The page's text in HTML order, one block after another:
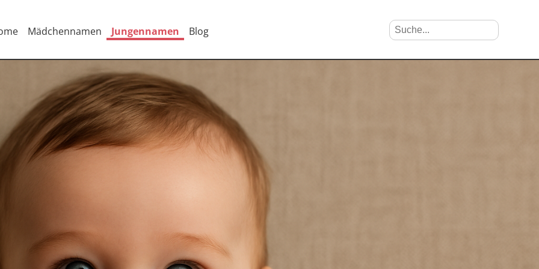
Mädchennamen Jungennamen Blog Suche nach Vornamen Search